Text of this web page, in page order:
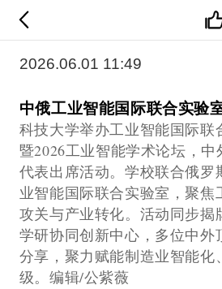
2026.06.01 11:49
中俄工业智能国际联合实验
科技大学举办工业智能国际联
暨2026工业智能学术论坛，
代表出席活动。学校联合俄罗
业智能国际联合实验室，聚焦
攻关与产业转化。活动同步揭
学研协同创新中心，多位中外
分享，聚力赋能制造业智能化
级。编辑/公紫薇